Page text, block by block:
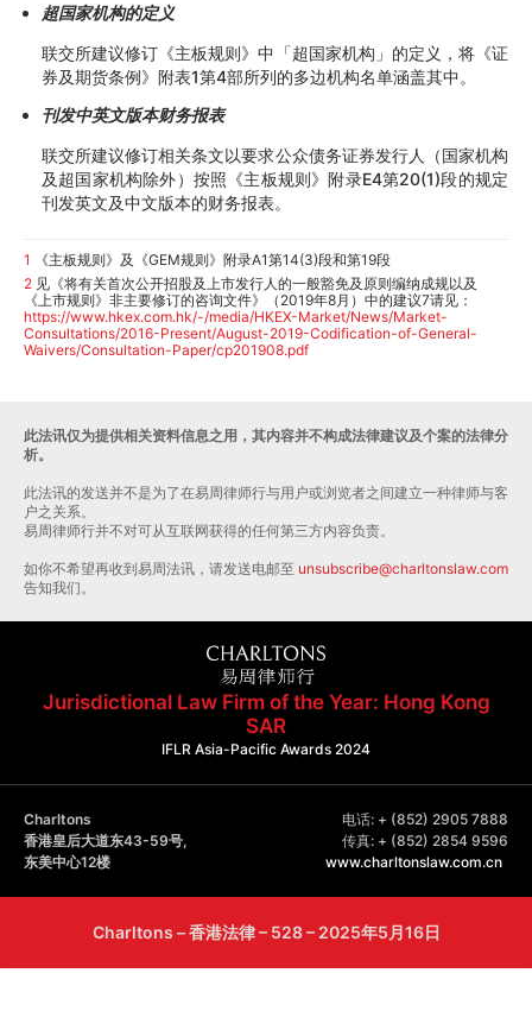
超国家机构的定义
联交所建议修订《主板规则》中「超国家机构」的定义，将《证
券及期货条例》附表1第4部所列的多边机构名单涵盖其中。
刊发中英文版本财务报表
联交所建议修订相关条文以要求公众债务证券发行人（国家机构
及超国家机构除外）按照《主板规则》附录E4第20(1)段的规定
刊发英文及中文版本的财务报表。
1
《主板规则》及《GEM规则》附录A1第14(3)段和第19段
2 见《将有关首次公开招股及上市发行人的一般豁免及原则编纳成规以及
《上市规则》非主要修订的咨询文件》（2019年8月）中的建议7请见：
https://www.hkex.com.hk/-/media/HKEX-Market/News/Market-
Consultations/2016-Present/August-2019-Codification-of-General-
Waivers/Consultation-Paper/cp201908.pdf
此法讯仅为提供相关资料信息之用，其内容并不构成法律建议及个案的法律分
析。
此法讯的发送并不是为了在易周律师行与用户或浏览者之间建立一种律师与客
户之关系。
易周律师行并不对可从互联网获得的任何第三方内容负责。
如你不希望再收到易周法讯，请发送电邮至 unsubscribe@charltonslaw.com
告知我们。
Jurisdictional Law Firm of the Year: Hong Kong
SAR
IFLR Asia-Pacific Awards 2024
Charltons
香港皇后大道东43-59号,
东美中心12楼
电话: + (852) 2905 7888
传真: + (852) 2854 9596
www.charltonslaw.com.cn
Charltons – 香港法律 – 528 – 2025年5月16日